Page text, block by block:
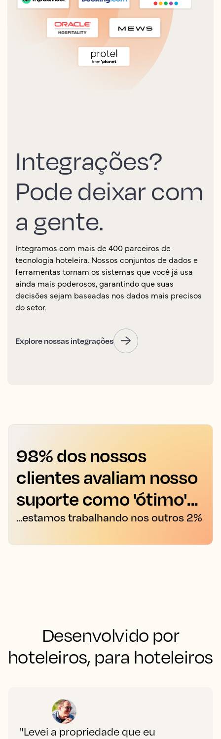
Integrações?
Pode deixar com
a gente.
Integramos com mais de 400 parceiros de
tecnologia hoteleira. Nossos conjuntos de dados e
ferramentas tornam os sistemas que você já usa
ainda mais poderosos, garantindo que suas
decisões sejam baseadas nos dados mais precisos
do setor.
Explore nossas integrações
98% dos nossos
clientes avaliam nosso
suporte como 'ótimo'...
...estamos trabalhando nos outros 2%
Desenvolvido por
hoteleiros, para hoteleiros
"Levei a propriedade que eu